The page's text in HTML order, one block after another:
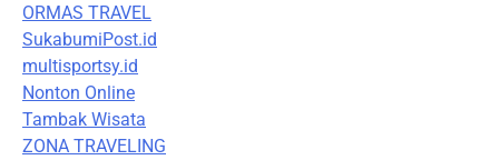
ORMAS TRAVEL
SukabumiPost.id
multisportsy.id
Nonton Online
Tambak Wisata
ZONA TRAVELING